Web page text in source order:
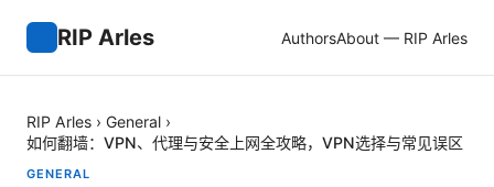
RIP Arles AuthorsAbout — RIP Arles
RIP Arles › General ›
如何翻墙：VPN、代理与安全上网全攻略，VPN选择与常见误区
GENERAL